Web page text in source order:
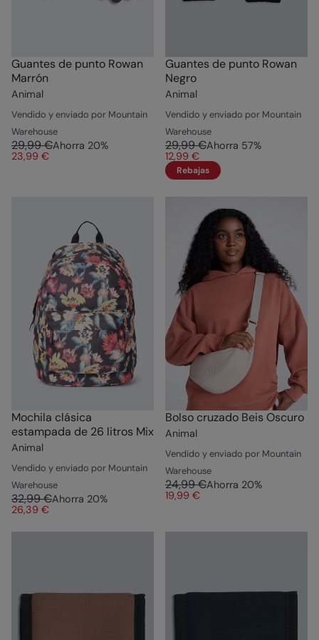
Guantes de punto Rowan
Marrón
Animal
Vendido y enviado por Mountain
Warehouse
29,99 €Ahorra 20%
23,99 €
Guantes de punto Rowan
Negro
Animal
Vendido y enviado por Mountain
Warehouse
29,99 €Ahorra 57%
12,99 €
Rebajas
Mochila clásica
estampada de 26 litros Mix
Animal
Vendido y enviado por Mountain
Warehouse
32,99 €Ahorra 20%
26,39 €
Bolso cruzado Beis Oscuro
Animal
Vendido y enviado por Mountain
Warehouse
24,99 €Ahorra 20%
19,99 €